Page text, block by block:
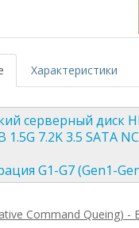
Характеристики
серверный диск
1.5G 7.2K 3.5 SATA
G1-G7 (Gen1-
Command Queing) -